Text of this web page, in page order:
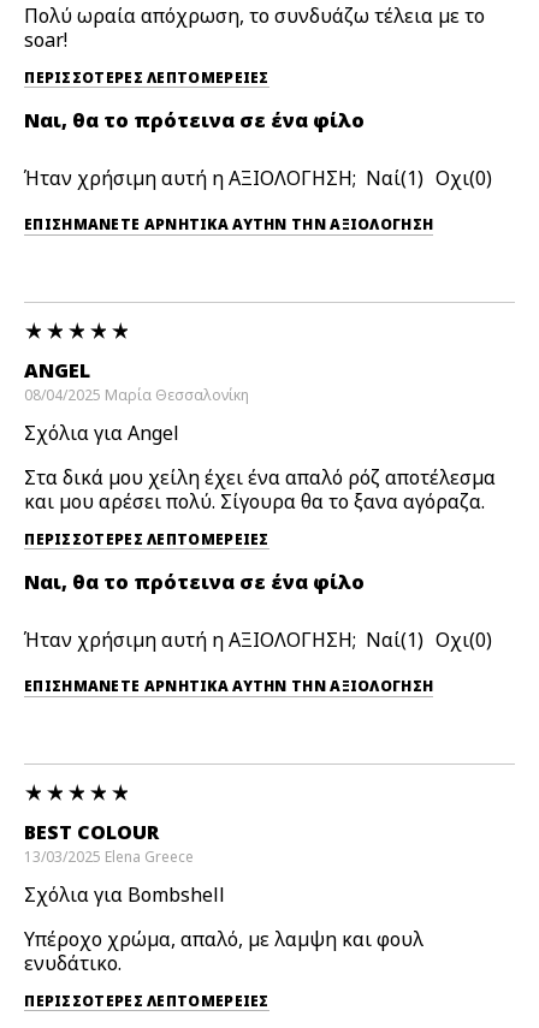
Πολύ ωραία απόχρωση, το συνδυάζω τέλεια με το
soar!
ΠΕΡΙΣΣΌΤΕΡΕΣ ΛΕΠΤΟΜΈΡΕΙΕΣ
Ναι, θα το πρότεινα σε ένα φίλο
Ήταν χρήσιμη αυτή η ΑΞΙΟΛΟΓΗΣΗ; 1 0
ΕΠΙΣΗΜΆΝΕΤΕ ΑΡΝΗΤΙΚΆ ΑΥΤΉΝ ΤΗΝ ΑΞΙΟΛΟΓΗΣΗ
ANGEL
08/04/2025 Μαρία Θεσσαλονίκη
Σχόλια για Angel
Στα δικά μου χείλη έχει ένα απαλό ρόζ αποτέλεσμα
και μου αρέσει πολύ. Σίγουρα θα το ξανα αγόραζα.
ΠΕΡΙΣΣΌΤΕΡΕΣ ΛΕΠΤΟΜΈΡΕΙΕΣ
Ναι, θα το πρότεινα σε ένα φίλο
Ήταν χρήσιμη αυτή η ΑΞΙΟΛΟΓΗΣΗ; 1 0
ΕΠΙΣΗΜΆΝΕΤΕ ΑΡΝΗΤΙΚΆ ΑΥΤΉΝ ΤΗΝ ΑΞΙΟΛΟΓΗΣΗ
BEST COLOUR
13/03/2025 Elena Greece
Σχόλια για Bombshell
Υπέροχο χρώμα, απαλό, με λαμψη και φουλ
ενυδάτικο.
ΠΕΡΙΣΣΌΤΕΡΕΣ ΛΕΠΤΟΜΈΡΕΙΕΣ